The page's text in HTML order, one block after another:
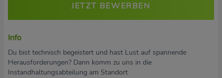
JETZT BEWERBEN
Info
Du bist technisch begeistert und hast Lust auf spannende
Herausforderungen? Dann komm zu uns in die
Instandhaltungsabteilung am Standort